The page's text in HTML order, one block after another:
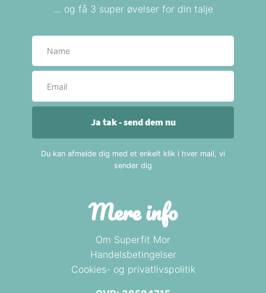
Mere info
Om Superfit Mor
Handelsbetingelser
Cookies- og privatlivspolitik
… og få 3 super øvelser for din talje
Ja tak - send dem nu
Du kan afmelde dig med et enkelt klik i hver mail, vi
sender dig